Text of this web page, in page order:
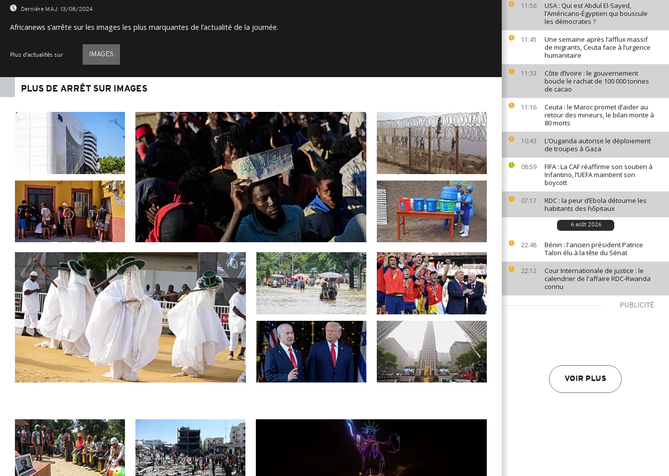
11:56
USA : Qui est Abdul El-Sayed,
l’Américano-Égyptien qui bouscule
les démocrates ?
11:45
Une semaine après l’afflux massif
de migrants, Ceuta face à l’urgence
humanitaire
11:33
Côte d’Ivoire : le gouvernement
boucle le rachat de 100 000 tonnes
de cacao
11:16
Ceuta : le Maroc promet d’aider au
retour des mineurs, le bilan monte à
80 morts
10:43
L’Ouganda autorise le déploiement
de troupes à Gaza
08:59
FIFA : La CAF réaffirme son soutien à
Infantino, l’UEFA maintient son
boycott
07:17
RDC : la peur d’Ebola détourne les
habitants des hôpitaux
6 août 2026
22:48
Bénin : l'ancien président Patrice
Talon élu à la tête du Sénat
22:12
Cour Internationale de justice : le
calendrier de l'affaire RDC-Rwanda
connu
PUBLICITÉ
VOIR PLUS
0%
Dernière MAJ: 13/08/2024
Africanews s’arrête sur les images les plus marquantes de l’actualité de la journée.
Plus d'actualités sur IMAGES
PLUS DE ARRÊT SUR IMAGES